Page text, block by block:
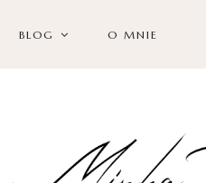
BLOG O MNIE